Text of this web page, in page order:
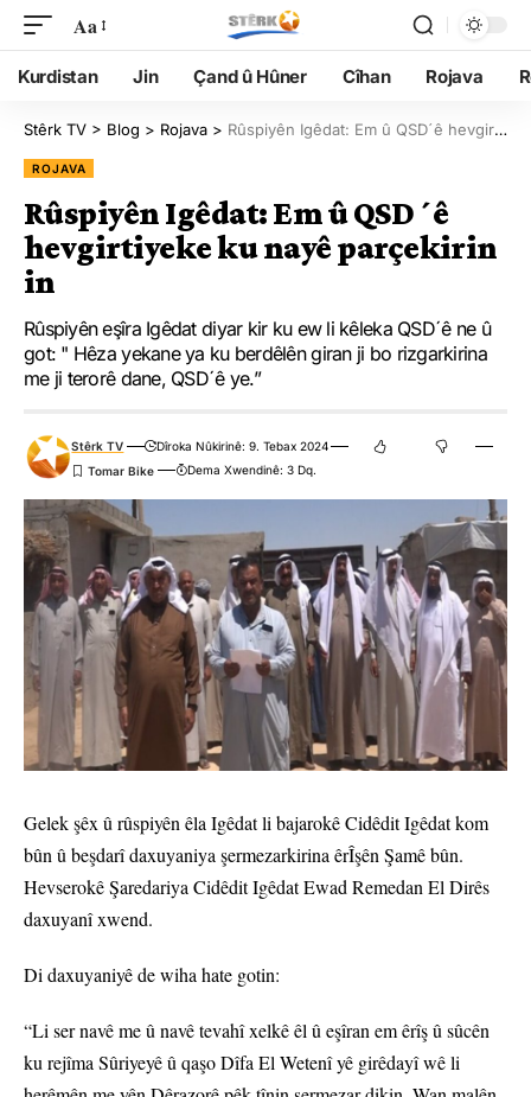
Aa
Kurdistan Jin Çand û Hûner Cîhan Rojava
Stêrk TV > Blog > Rojava > Rûspiyên Igêdat: Em û QSDˊê hevgirtiyeke ku nayê parçekirin in
ROJAVA
Rûspiyên Igêdat: Em û QSDˊê
hevgirtiyeke ku nayê parçekirin
in
Rûspiyên eşîra Igêdat diyar kir ku ew li kêleka QSDˊê ne û
got: " Hêza yekane ya ku berdêlên giran ji bo rizgarkirina
me ji terorê dane, QSDˊê ye.”
Stêrk TV
Dîroka Nûkirinê: 9. Tebax 2024
Dema Xwendinê: 3 Dq.
Gelek şêx û rûspiyên êla Igêdat li bajarokê Cidêdit Igêdat kom
bûn û beşdarî daxuyaniya şermezarkirina êrÎşên Şamê bûn.
Hevserokê Şaredariya Cidêdit Igêdat Ewad Remedan El Dirês
daxuyanî xwend.
Di daxuyaniyê de wiha hate gotin:
“Li ser navê me û navê tevahî xelkê êl û eşîran em êrîş û sûcên
ku rejîma Sûriyeyê û qaşo Dîfa El Wetenî yê girêdayî wê li